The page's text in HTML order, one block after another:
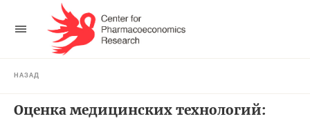
НАЗАД
Оценка медицинских технологий: